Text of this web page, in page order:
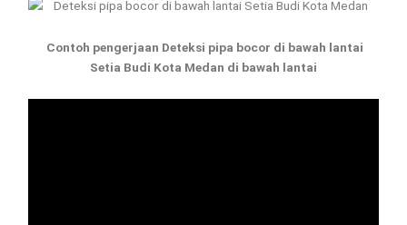
Contoh pengerjaan Deteksi pipa bocor di bawah lantai
Setia Budi Kota Medan di bawah lantai